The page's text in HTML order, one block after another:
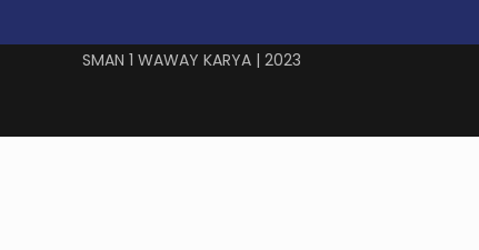
SMAN 1 WAWAY KARYA | 2023